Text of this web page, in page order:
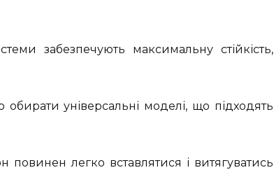
забезпечують максимальну стійкість,
обирати універсальні моделі, що підходять
повинен легко вставлятися і витягуватись